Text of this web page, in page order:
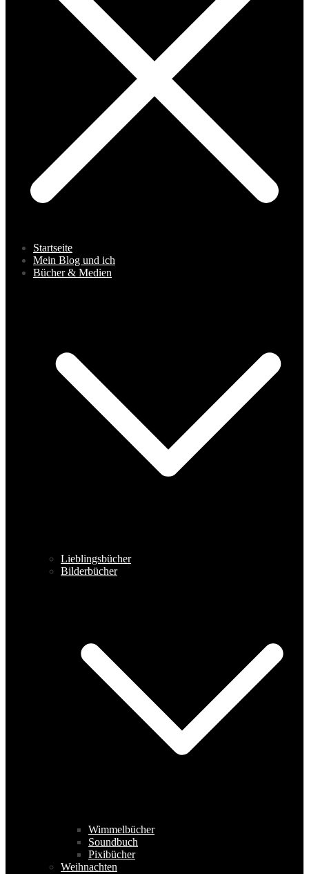
Startseite
Mein Blog und ich
Bücher & Medien
Lieblingsbücher
Bilderbücher
Wimmelbücher
Soundbuch
Pixibücher
Weihnachten